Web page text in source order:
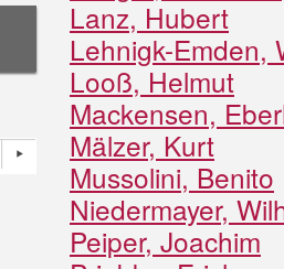
Lanz, Hubert
Lehnigk-Emden,
Looß, Helmut
Mackensen,
Mälzer, Kurt
Mussolini, Benito
Niedermayer,
Peiper, Joachim